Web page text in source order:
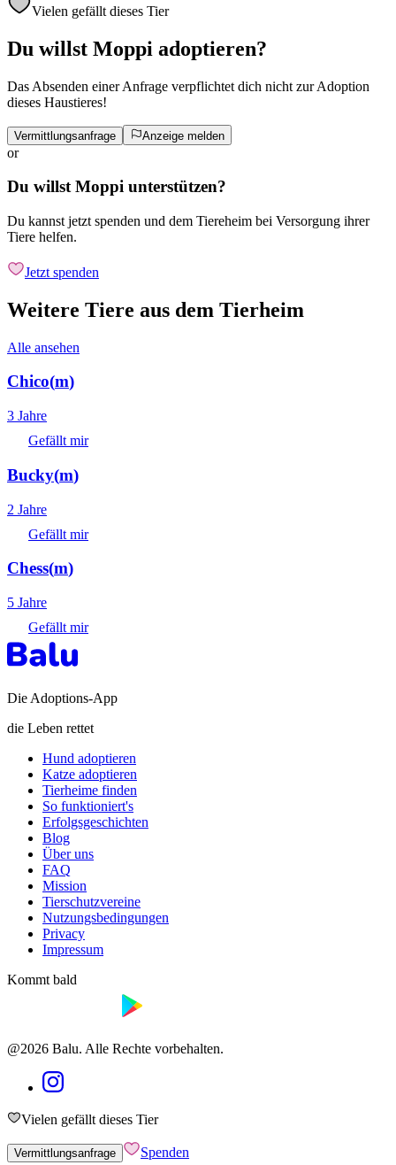
Vielen gefällt dieses Tier
Du willst Moppi adoptieren?
Das Absenden einer Anfrage verpflichtet dich nicht zur Adoption
dieses Haustieres!
Vermittlungsanfrage Anzeige melden
or
Du willst Moppi unterstützen?
Du kannst jetzt spenden und dem Tiereheim bei Versorgung ihrer
Tiere helfen.
Jetzt spenden
Weitere Tiere aus dem Tierheim
Alle ansehen
Chico(m)
3 Jahre
Gefällt mir
Bucky(m)
2 Jahre
Gefällt mir
Chess(m)
5 Jahre
Gefällt mir
Die Adoptions-App
die Leben rettet
Hund adoptieren
Katze adoptieren
Tierheime finden
So funktioniert's
Erfolgsgeschichten
Blog
Über uns
FAQ
Mission
Tierschutzvereine
Nutzungsbedingungen
Privacy
Impressum
Kommt bald
@2026 Balu. Alle Rechte vorbehalten.
Vielen gefällt dieses Tier
Vermittlungsanfrage Spenden